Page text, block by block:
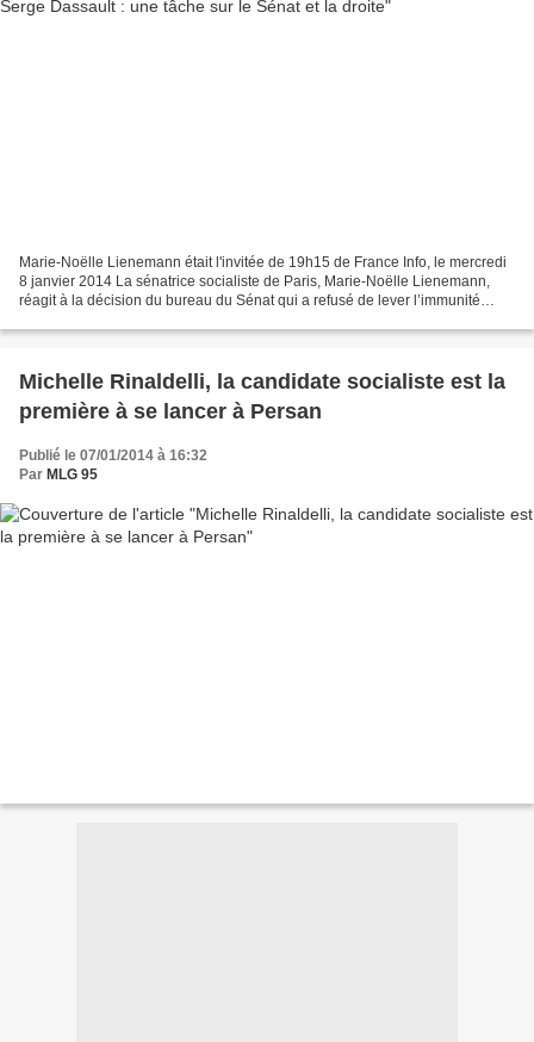
Marie-Noëlle Lienemann était l'invitée de 19h15 de France Info, le mercredi
8 janvier 2014 La sénatrice socialiste de Paris, Marie-Noëlle Lienemann,
réagit à la décision du bureau du Sénat qui a refusé de lever l’immunité
Michelle Rinaldelli, la candidate socialiste est la
première à se lancer à Persan
Publié le 07/01/2014 à 16:32
Par MLG 95